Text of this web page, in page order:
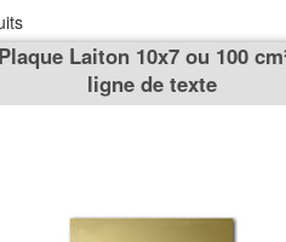
Plaque Laiton 10x7 ou 100
ligne de texte